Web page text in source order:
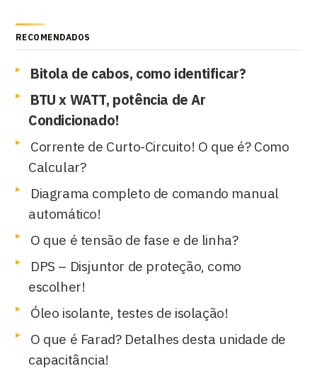
RECOMENDADOS
Bitola de cabos, como identificar?
BTU x WATT, potência de Ar
Condicionado!
Corrente de Curto-Circuito! O que é? Como
Calcular?
Diagrama completo de comando manual
automático!
O que é tensão de fase e de linha?
DPS – Disjuntor de proteção, como
escolher!
Óleo isolante, testes de isolação!
O que é Farad? Detalhes desta unidade de
capacitância!